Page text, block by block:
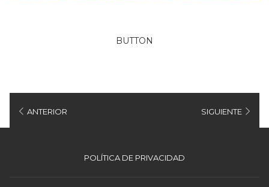
BUTTON
ANTERIOR SIGUIENTE
POLÍTICA DE PRIVACIDAD